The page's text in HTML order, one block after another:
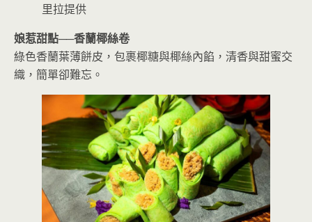
里拉提供
娘惹甜點──香蘭椰絲卷
綠色香蘭葉薄餅皮，包裹椰糖與椰絲內餡，清香與甜蜜交
織，簡單卻難忘。